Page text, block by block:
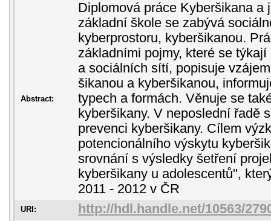
Abstract:
Diplomová práce Kyberšikana a
základní škole se zabývá
kyberprostoru, kyberšikanou.
základními pojmy, které se
a sociálních sítí, popisuje
šikanou a kyberšikanou,
typech a formách. Věnuje se
kyberšikany. V neposlední řadě
prevenci kyberšikany. Cílem
potencionálního výskytu
srovnání s výsledky šetření
kyberšikany u adolescentů",
2011 - 2012 v ČR
URI: http://hdl.handle.net/10563/